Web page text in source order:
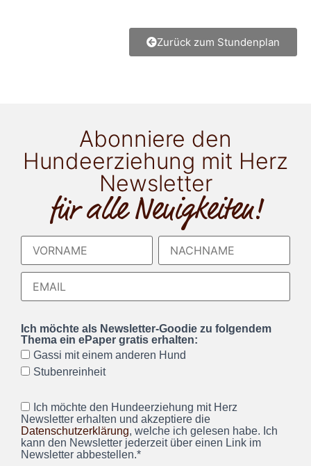
Zurück zum Stundenplan
Abonniere den
Hundeerziehung mit Herz
Newsletter
für alle Neuigkeiten!
Ich möchte als Newsletter-Goodie zu folgendem
Thema ein ePaper gratis erhalten:
Gassi mit einem anderen Hund
Stubenreinheit
Ich möchte den Hundeerziehung mit Herz
Newsletter erhalten und akzeptiere die
Datenschutzerklärung, welche ich gelesen habe. Ich
kann den Newsletter jederzeit über einen Link im
Newsletter abbestellen.*